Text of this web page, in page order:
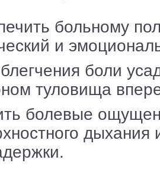
и
туловища
дыхания